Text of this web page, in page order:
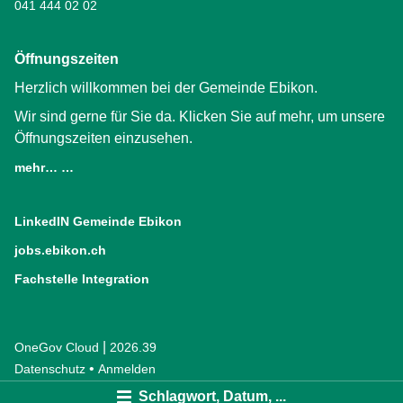
Schlagwort, Datum, ...
041 444 02 02
Öffnungszeiten
Herzlich willkommen bei der Gemeinde Ebikon.
Wir sind gerne für Sie da. Klicken Sie auf mehr, um unsere
Öffnungszeiten einzusehen.
mehr… …
LinkedIN Gemeinde Ebikon
jobs.ebikon.ch
Fachstelle Integration
OneGov Cloud (External Link)
2026.39
Datenschutz (External Link)
Anmelden